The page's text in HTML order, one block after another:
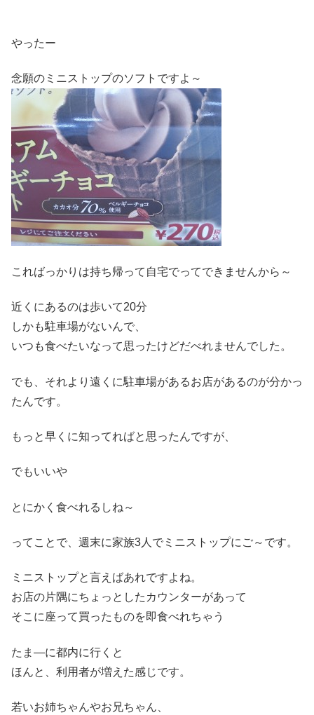
やったー
念願のミニストップのソフトですよ～
こればっかりは持ち帰って自宅でってできませんから～
近くにあるのは歩いて20分
しかも駐車場がないんで、
いつも食べたいなって思ったけどだべれませんでした。
でも、それより遠くに駐車場があるお店があるのが分かっ
たんです。
もっと早くに知ってればと思ったんですが、
でもいいや
とにかく食べれるしね～
ってことで、週末に家族3人でミニストップにご～です。
ミニストップと言えばあれですよね。
お店の片隅にちょっとしたカウンターがあって
そこに座って買ったものを即食べれちゃう
たま―に都内に行くと
ほんと、利用者が増えた感じです。
若いお姉ちゃんやお兄ちゃん、